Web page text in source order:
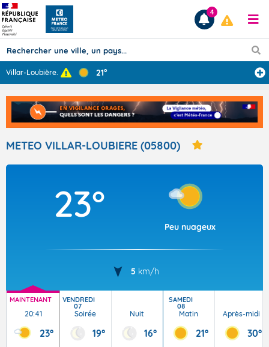
Prévisions
TOUS LES RÉSULTATS
Articles
4
Villar-Loubière... 21°
METEO VILLAR-LOUBIERE (05800)
23°
Peu nuageux
5 km/h
MAINTENANT
20:41
23°
VENDREDI
07
Soirée
19°
Nuit
16°
SAMEDI
08
Matin
21°
Après-midi
30°